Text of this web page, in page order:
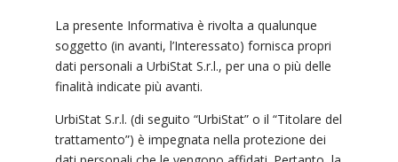
La presente Informativa è rivolta a qualunque
soggetto (in avanti, l’Interessato) fornisca propri
dati personali a UrbiStat S.r.l., per una o più delle
finalità indicate più avanti.
UrbiStat S.r.l. (di seguito “UrbiStat” o il “Titolare del
trattamento”) è impegnata nella protezione dei